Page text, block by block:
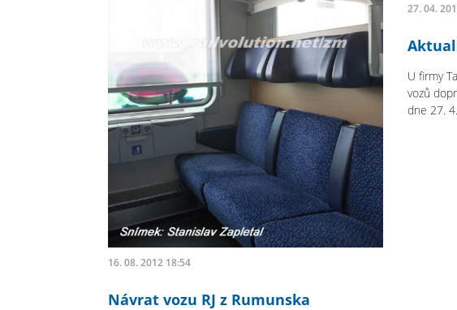
16. 08. 2012 18:54
Návrat vozu RJ z Rumunska
27. 04.
U firmy
vozů
dne 27.